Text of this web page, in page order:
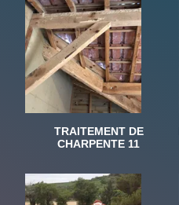
TRAITEMENT DE
CHARPENTE 11